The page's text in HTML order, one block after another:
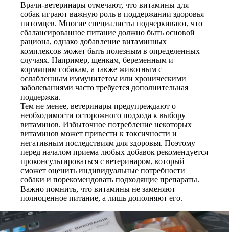
Врачи-ветеринары отмечают, что витамины для
собак играют важную роль в поддержании здоровья
питомцев. Многие специалисты подчеркивают, что
сбалансированное питание должно быть основой
рациона, однако добавление витаминных
комплексов может быть полезным в определенных
случаях. Например, щенкам, беременным и
кормящим собакам, а также животным с
ослабленным иммунитетом или хроническими
заболеваниями часто требуется дополнительная
поддержка.
Тем не менее, ветеринары предупреждают о
необходимости осторожного подхода к выбору
витаминов. Избыточное потребление некоторых
витаминов может привести к токсичности и
негативным последствиям для здоровья. Поэтому
перед началом приема любых добавок рекомендуется
проконсультироваться с ветеринаром, который
сможет оценить индивидуальные потребности
собаки и порекомендовать подходящие препараты.
Важно помнить, что витамины не заменяют
полноценное питание, а лишь дополняют его.